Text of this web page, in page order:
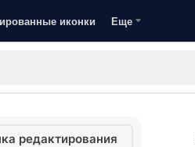
иконки Еще
редактирования